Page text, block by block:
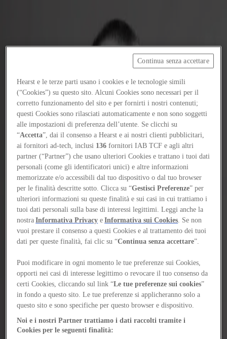
Focus on
Log in
Home
Who's who
Ivan Blasi i Mezquita
Ivan Blasi i Mezquita
Architetto e curatore
Nato a Barcellona nel 1976, Ivan Blasi è architetto e curatore. Si è
laureato presso l’Escola Superior d’Arquitectura de Barcelona
(ETSAB) nel 2002 e l’anno successivo ha co-fondato lo studio
premi della Fundació Mies van der Rohe, con particolare riferimento
agli EUmies Awards. Insegna al Barcelona Architecture Center e al
campus di La Salle a Barcellona, ed è regolarmente invitato a
intervenire in conferenze e dibattiti internazionali.
Hearst e le terze parti usano i cookies e le tecnologie simili
(“Cookies”) su questo sito. Alcuni Cookies sono necessari per il
corretto funzionamento del sito e per fornirti i nostri contenuti;
questi Cookies sono rilasciati automaticamente e non sono soggetti
alle impostazioni di preferenza dell’utente. Se clicchi su
“Accetta”, dai il consenso a Hearst e ai nostri clienti pubblicitari,
ai fornitori ad-tech, inclusi 136 fornitori IAB TCF e agli altri
partner (“Partner”) che usano ulteriori Cookies e trattano i tuoi dati
personali (come gli identificatori unici) e altre informazioni
memorizzate e/o accessibili dal tuo dispositivo o dal tuo browser
per le finalità descritte sotto. Clicca su “Gestisci Preferenze” per
ulteriori informazioni su queste finalità e sui casi in cui trattiamo i
tuoi dati personali sulla base di interessi legittimi. Leggi anche la
nostraInformativa Privacy eInformativa sui Cookies . Se non
vuoi prestare il consenso a questi Cookies e al trattamento dei tuoi
dati per queste finalità, fai clic su “Continua senza accettare”.
Puoi modificare in ogni momento le tue preferenze sui Cookies,
opporti nei casi di interesse legittimo o revocare il tuo consenso da
certi Cookies, cliccando sul link “Le tue preferenze sui cookies”
in fondo a questo sito. Le tue preferenze si applicheranno solo a
questo sito e sono specifiche per questo browser e dispositivo.
Noi e i nostri Partner trattiamo i dati raccolti tramite i
Cookies per le seguenti finalità:
Continua senza accettare